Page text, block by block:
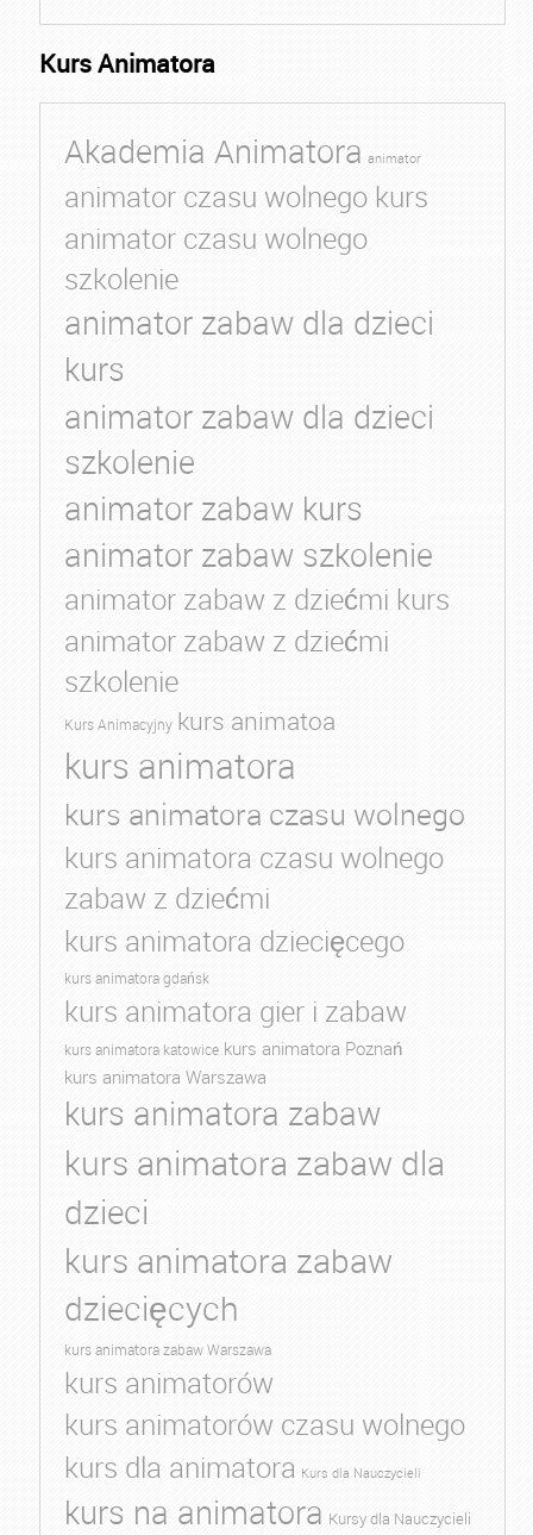
Kurs Animatora
Akademia Animatora animator
animator czasu wolnego kurs
animator czasu wolnego
szkolenie
animator zabaw dla dzieci
kurs
animator zabaw dla dzieci
szkolenie
animator zabaw kurs
animator zabaw szkolenie
animator zabaw z dziećmi kurs
animator zabaw z dziećmi
szkolenie
Kurs Animacyjny kurs animatoa
kurs animatora
kurs animatora czasu wolnego
kurs animatora czasu wolnego
zabaw z dziećmi
kurs animatora dziecięcego
kurs animatora gdańsk
kurs animatora gier i zabaw
kurs animatora katowice kurs animatora Poznań
kurs animatora Warszawa
kurs animatora zabaw
kurs animatora zabaw dla
dzieci
kurs animatora zabaw
dziecięcych
kurs animatora zabaw Warszawa
kurs animatorów
kurs animatorów czasu wolnego
kurs dla animatora Kurs dla Nauczycieli
kurs na animatora Kursy dla Nauczycieli